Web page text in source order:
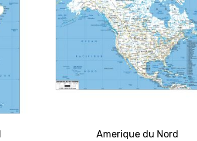
Amerique du Nord